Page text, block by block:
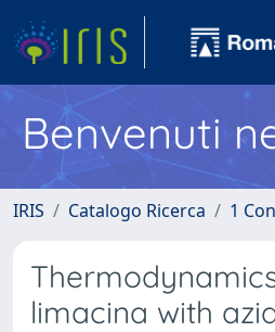
Benvenuti
IRIS Catalogo Ricerca 1
limacina with